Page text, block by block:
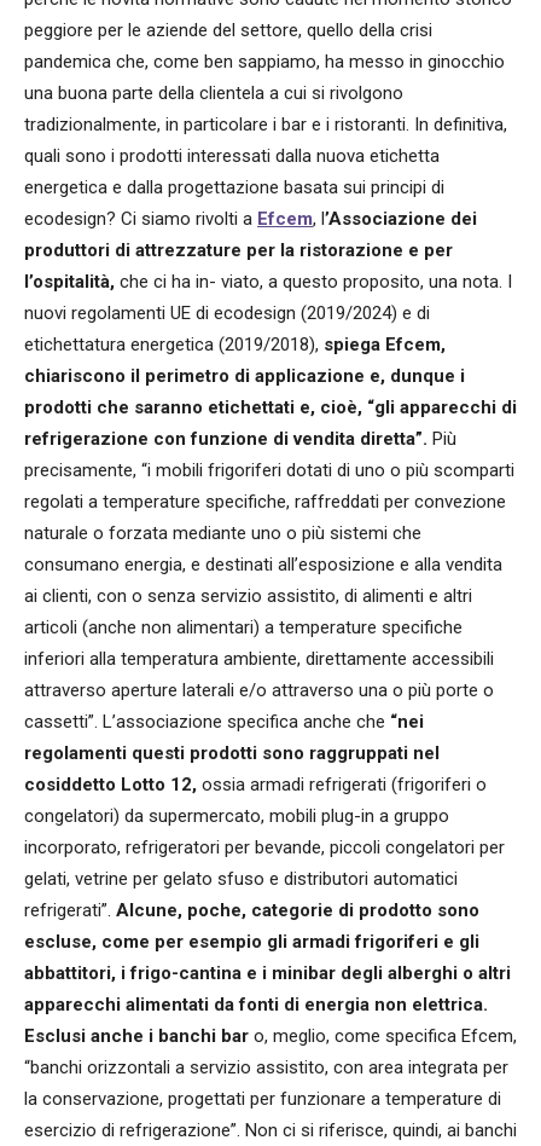
peggiore per le aziende del settore, quello della crisi
pandemica che, come ben sappiamo, ha messo in ginocchio
una buona parte della clientela a cui si rivolgono
tradizionalmente, in particolare i bar e i ristoranti. In definitiva,
quali sono i prodotti interessati dalla nuova etichetta
energetica e dalla progettazione basata sui principi di
ecodesign? Ci siamo rivolti a Efcem, l’Associazione dei
produttori di attrezzature per la ristorazione e per
l’ospitalità, che ci ha in- viato, a questo proposito, una nota. I
nuovi regolamenti UE di ecodesign (2019/2024) e di
etichettatura energetica (2019/2018), spiega Efcem,
chiariscono il perimetro di applicazione e, dunque i
prodotti che saranno etichettati e, cioè, “gli apparecchi di
refrigerazione con funzione di vendita diretta”. Più
precisamente, “i mobili frigoriferi dotati di uno o più scomparti
regolati a temperature specifiche, raffreddati per convezione
naturale o forzata mediante uno o più sistemi che
consumano energia, e destinati all’esposizione e alla vendita
ai clienti, con o senza servizio assistito, di alimenti e altri
articoli (anche non alimentari) a temperature specifiche
inferiori alla temperatura ambiente, direttamente accessibili
attraverso aperture laterali e/o attraverso una o più porte o
cassetti”. L’associazione specifica anche che “nei
regolamenti questi prodotti sono raggruppati nel
cosiddetto Lotto 12, ossia armadi refrigerati (frigoriferi o
congelatori) da supermercato, mobili plug-in a gruppo
incorporato, refrigeratori per bevande, piccoli congelatori per
gelati, vetrine per gelato sfuso e distributori automatici
refrigerati”. Alcune, poche, categorie di prodotto sono
escluse, come per esempio gli armadi frigoriferi e gli
abbattitori, i frigo-cantina e i minibar degli alberghi o altri
apparecchi alimentati da fonti di energia non elettrica.
Esclusi anche i banchi bar o, meglio, come specifica Efcem,
“banchi orizzontali a servizio assistito, con area integrata per
la conservazione, progettati per funzionare a temperature di
esercizio di refrigerazione”. Non ci si riferisce, quindi, ai banchi